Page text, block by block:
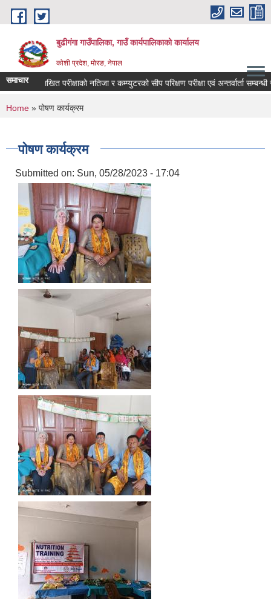
Skip to main content
बुढीगंगा गाउँपालिका, गाउँ कार्यपालिकाको कार्यालय
कोशी प्रदेश, मोरङ, नेपाल
समाचार
। लिखित परीक्षाको नतिजा र कम्प्युटरको सीप परिक्षण परीक्षा एवं अन्तर्वार्ता सम्बन्धी
You are here
Home » पोषण कार्यक्रम
पोषण कार्यक्रम
Submitted on: Sun, 05/28/2023 - 17:04